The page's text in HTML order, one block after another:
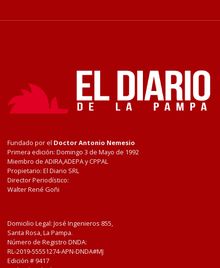
Fundado por el Doctor Antonio Nemesio
Primera edición: Domingo 3 de Mayo de 1992
Miembro de ADIRA,ADEPA y CPPAL
Propietario: El Diario SRL
Director Periodístico:
Walter René Goñi
Domicilio Legal: José Ingenieros 855,
Santa Rosa, La Pampa.
Número de Registro DNDA:
RL-2019-55551274-APN-DNDA#MJ
Edición # 9417